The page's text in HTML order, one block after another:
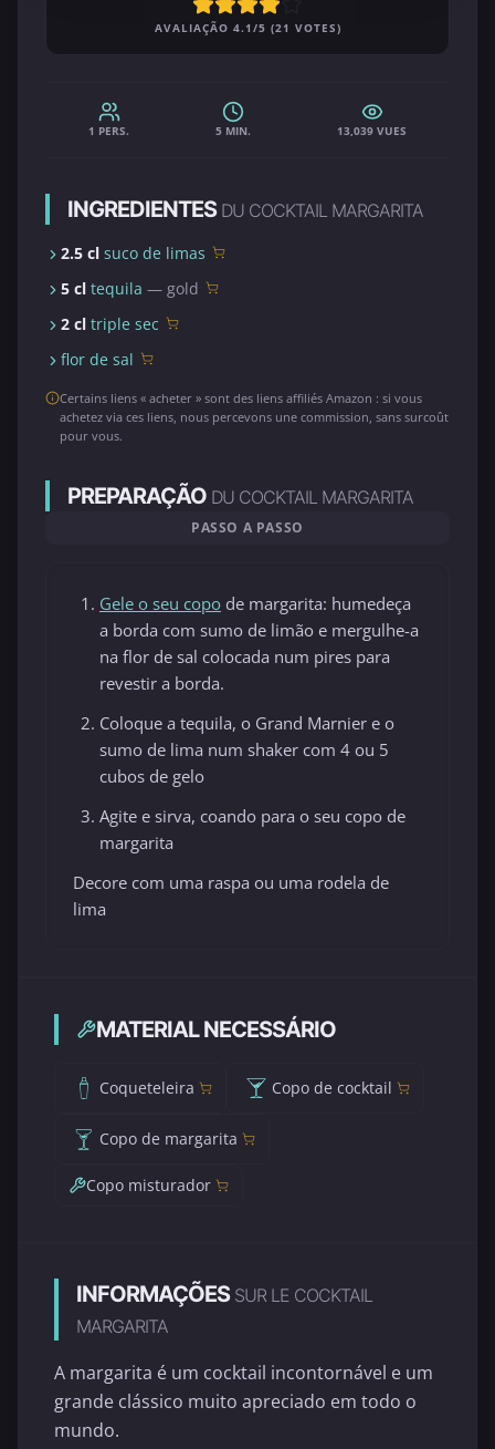
AVALIAÇÃO 4.1/5 (21 VOTES)
1 PERS. 5 MIN. 13,039 VUES
INGREDIENTES DU COCKTAIL MARGARITA
2.5 cl suco de limas
5 cl tequila — gold
2 cl triple sec
flor de sal
Certains liens « acheter » sont des liens affiliés Amazon : si vous
achetez via ces liens, nous percevons une commission, sans surcoût
pour vous.
PREPARAÇÃO DU COCKTAIL MARGARITA
PASSO A PASSO
Gele o seu copo de margarita: humedeça
a borda com sumo de limão e mergulhe-a
na flor de sal colocada num pires para
revestir a borda.
Coloque a tequila, o Grand Marnier e o
sumo de lima num shaker com 4 ou 5
cubos de gelo
Agite e sirva, coando para o seu copo de
margarita
Decore com uma raspa ou uma rodela de
lima
MATERIAL NECESSÁRIO
Coqueteleira Copo de cocktail
Copo de margarita
Copo misturador
INFORMAÇÕES SUR LE COCKTAIL
MARGARITA
A margarita é um cocktail incontornável e um
grande clássico muito apreciado em todo o
mundo.